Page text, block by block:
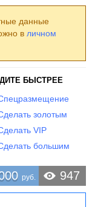
данные
в личном
БЫСТРЕЕ
золотым
VIP
большим
947
руб.